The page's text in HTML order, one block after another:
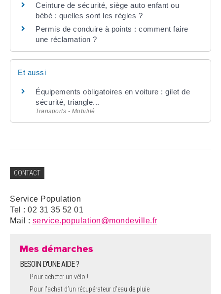
Ceinture de sécurité, siège auto enfant ou
bébé : quelles sont les règles ?
Permis de conduire à points : comment faire
une réclamation ?
Et aussi
Équipements obligatoires en voiture : gilet de
sécurité, triangle...
Transports - Mobilité
CONTACT
Service Population
Tel : 02 31 35 52 01
Mail : service.population@mondeville.fr
Mes démarches
BESOIN D'UNE AIDE ?
Pour acheter un vélo !
Pour l'achat d’un récupérateur d’eau de pluie